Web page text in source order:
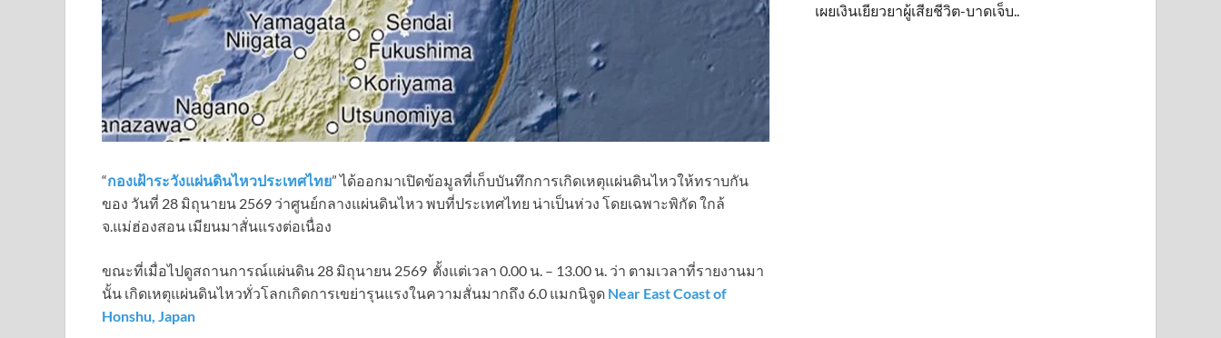
“กองเฝ้าระวังแผ่นดินไหวประเทศไทย” ได้ออกมาเปิดข้อมูลที่เก็บบันทึกการเกิดเหตุแผ่นดินไหวให้ทราบกัน
ของ วันที่ 28 มิถุนายน 2569 ว่าศูนย์กลางแผ่นดินไหว พบที่ประเทศไทย น่าเป็นห่วง โดยเฉพาะพิกัด ใกล้
จ.แม่ฮ่องสอน เมียนมาสั่นแรงต่อเนื่อง
ขณะที่เมื่อไปดูสถานการณ์แผ่นดิน 28 มิถุนายน 2569 ตั้งแต่เวลา 0.00 น. – 13.00 น. ว่า ตามเวลาที่รายงานมา
นั้น เกิดเหตุแผ่นดินไหวทั่วโลกเกิดการเขย่ารุนแรงในความสั่นมากถึง 6.0 แมกนิจูด Near East Coast of
Honshu, Japan
เผยเงินเยียวยาผู้เสียชีวิต-บาดเจ็บ..